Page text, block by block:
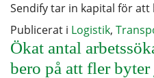
Sendify tar in kapital för att
Publicerat i Logistik,
Ökat antal
bero på att fler